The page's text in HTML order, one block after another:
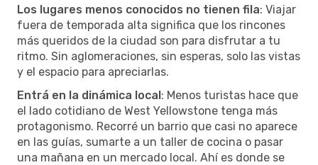
Los lugares menos conocidos no tienen fila: Viajar
fuera de temporada alta significa que los rincones
más queridos de la ciudad son para disfrutar a tu
ritmo. Sin aglomeraciones, sin esperas, solo las vistas
y el espacio para apreciarlas.
Entrá en la dinámica local: Menos turistas hace que
el lado cotidiano de West Yellowstone tenga más
protagonismo. Recorré un barrio que casi no aparece
en las guías, sumarte a un taller de cocina o pasar
una mañana en un mercado local. Ahí es donde se